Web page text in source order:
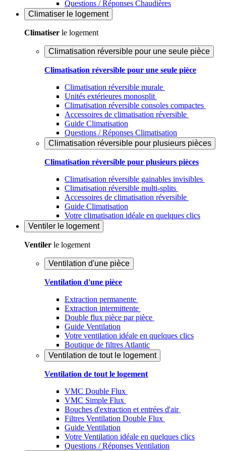
Questions / Réponses Chaudières
Climatiser le logement
Climatiser le logement
Climatisation réversible pour une seule pièce
Climatisation réversible pour une seule pièce
Climatisation réversible murale
Unités extérieures monosplit
Climatisation réversible consoles compactes
Accessoires de climatisation réversible
Guide Climatisation
Questions / Réponses Climatisation
Climatisation réversible pour plusieurs pièces
Climatisation réversible pour plusieurs pièces
Climatisation réversible gainables invisibles
Climatisation réversible multi-splits
Accessoires de climatisation réversible
Guide Climatisation
Votre climatisation idéale en quelques clics
Ventiler le logement
Ventiler le logement
Ventilation d'une pièce
Ventilation d'une pièce
Extraction permanente
Extraction intermittente
Double flux pièce par pièce
Guide Ventilation
Votre ventilation idéale en quelques clics
Boutique de filtres Atlantic
Ventilation de tout le logement
Ventilation de tout le logement
VMC Double Flux
VMC Simple Flux
Bouches d'extraction et entrées d'air
Filtres Ventilation Double Flux
Guide Ventilation
Votre Ventilation idéale en quelques clics
Questions / Réponses Ventilation